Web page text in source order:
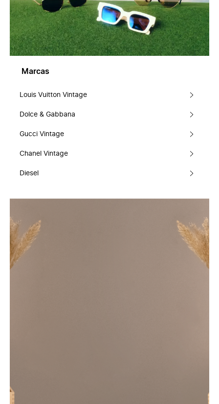
Marcas
Louis Vuitton Vintage
Dolce & Gabbana
Gucci Vintage
Chanel Vintage
Diesel